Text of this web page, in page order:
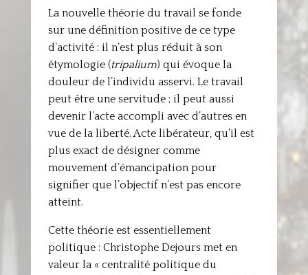
La nouvelle théorie du travail se fonde
sur une définition positive de ce type
d’activité : il n’est plus réduit à son
étymologie (tripalium) qui évoque la
douleur de l’individu asservi. Le travail
peut être une servitude ; il peut aussi
devenir l’acte accompli avec d’autres en
vue de la liberté. Acte libérateur, qu’il est
plus exact de désigner comme
mouvement d’émancipation pour
signifier que l’objectif n’est pas encore
atteint.
Cette théorie est essentiellement
politique : Christophe Dejours met en
valeur la « centralité politique du